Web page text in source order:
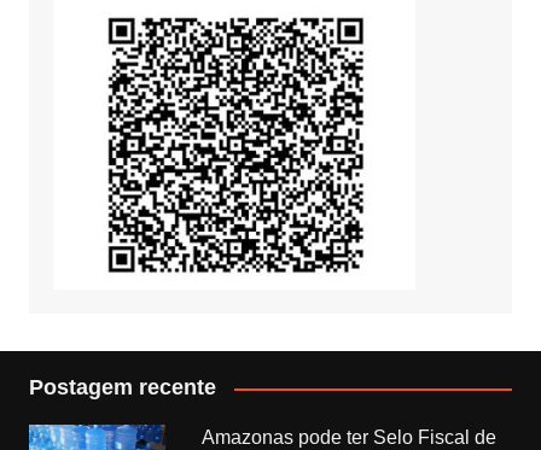
Postagem recente
Amazonas pode ter Selo Fiscal de